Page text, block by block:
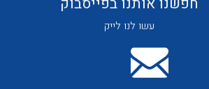
לכל מוצרי היצרן
עשו לנו לייק